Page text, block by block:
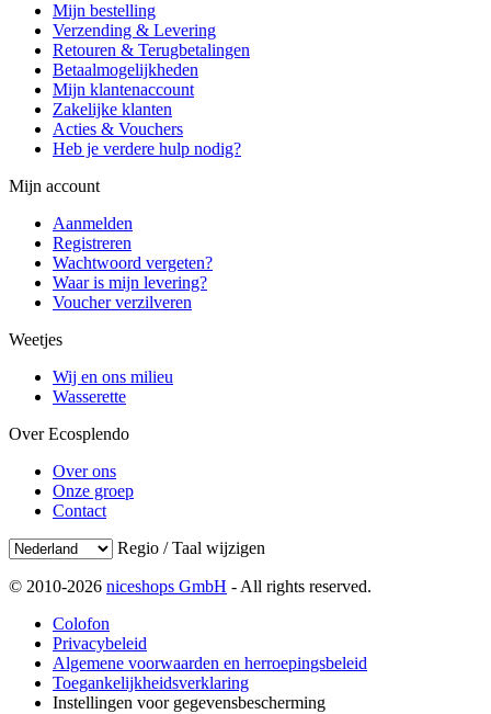
Mijn bestelling
Verzending & Levering
Retouren & Terugbetalingen
Betaalmogelijkheden
Mijn klantenaccount
Zakelijke klanten
Acties & Vouchers
Heb je verdere hulp nodig?
Mijn account
Aanmelden
Registreren
Wachtwoord vergeten?
Waar is mijn levering?
Voucher verzilveren
Weetjes
Wij en ons milieu
Wasserette
Over Ecosplendo
Over ons
Onze groep
Contact
Regio / Taal wijzigen
© 2010-2026 niceshops GmbH - All rights reserved.
Colofon
Privacybeleid
Algemene voorwaarden en herroepingsbeleid
Toegankelijkheidsverklaring
Instellingen voor gegevensbescherming